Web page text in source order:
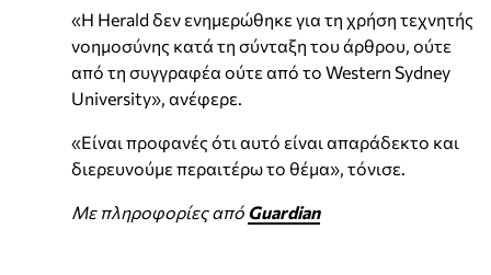
«Η Herald δεν ενημερώθηκε για τη χρήση τεχνητής
νοημοσύνης κατά τη σύνταξη του άρθρου, ούτε
από τη συγγραφέα ούτε από το Western Sydney
University», ανέφερε.
«Είναι προφανές ότι αυτό είναι απαράδεκτο και
διερευνούμε περαιτέρω το θέμα», τόνισε.
Με πληροφορίες από Guardian